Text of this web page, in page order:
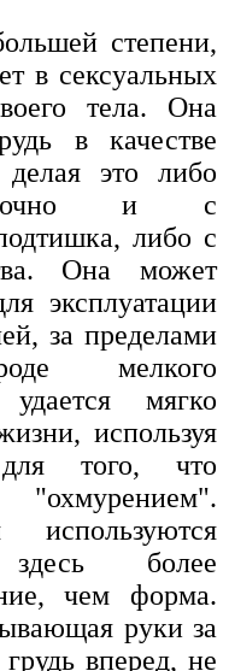
степени,
в сексуальных
тела. Она
в качестве
делая это либо
и с
либо с
Она может
эксплуатации
за пределами
мелкого
мягко
используя
того, что
"охмурением".
более
чем форма.
руки за
вперед, не